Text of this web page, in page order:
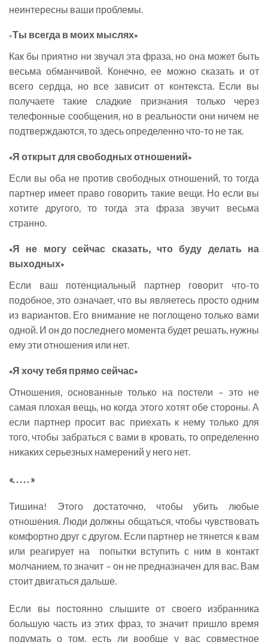
неинтересны ваши проблемы.
«Ты всегда в моих мыслях»
Как бы приятно ни звучал эта фраза, но она может быть
весьма обманчивой. Конечно, ее можно сказать и от
всего сердца, но все зависит от контекста. Если вы
получаете такие сладкие признания только через
телефонные сообщения, но в реальности они ничем не
подтверждаются, то здесь определенно что-то не так.
«Я открыт для свободных отношений»
Если вы оба не против свободных отношений, то тогда
партнер имеет право говорить такие вещи. Но если вы
хотите другого, то тогда эта фраза звучит весьма
странно.
«Я не могу сейчас сказать, что буду делать на
выходных»
Если ваш потенциальный партнер говорит что-то
подобное, это означает, что вы являетесь просто одним
из вариантов. Его внимание не поглощено только вами
одной. И он до последнего момента будет решать, нужны
ему эти отношения или нет.
«Я хочу тебя прямо сейчас»
Отношения, основанные только на постели – это не
самая плохая вещь, но когда этого хотят обе стороны. А
если партнер просит вас приехать к нему только для
того, чтобы забраться с вами в кровать, то определенно
никаких серьезных намерений у него нет.
«. . . . . »
Тишина! Этого достаточно, чтобы убить любые
отношения. Люди должны общаться, чтобы чувствовать
комфортно друг с другом. Если партнер не тянется к вам
или реагирует на попытки вступить с ним в контакт
молчанием, то значит – он не предназначен для вас. Вам
стоит двигаться дальше.
Если вы постоянно слышите от своего избранника
большую часть из этих фраз, то значит пришло время
подумать о том, есть ли вообще у вас совместное